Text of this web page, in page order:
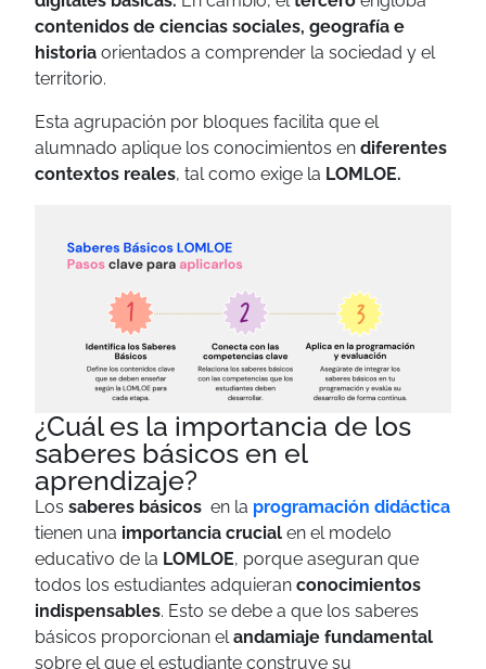
contenidos de ciencias sociales, geografía e
historia orientados a comprender la sociedad y el
territorio.
Esta agrupación por bloques facilita que el
alumnado aplique los conocimientos en diferentes
contextos reales, tal como exige la LOMLOE.
¿Cuál es la importancia de los
saberes básicos en el
aprendizaje?
Los saberes básicos en la programación didáctica
tienen una importancia crucial en el modelo
educativo de la LOMLOE, porque aseguran que
todos los estudiantes adquieran conocimientos
indispensables. Esto se debe a que los saberes
básicos proporcionan elandamiaje fundamental
sobre el que el estudiante construye su